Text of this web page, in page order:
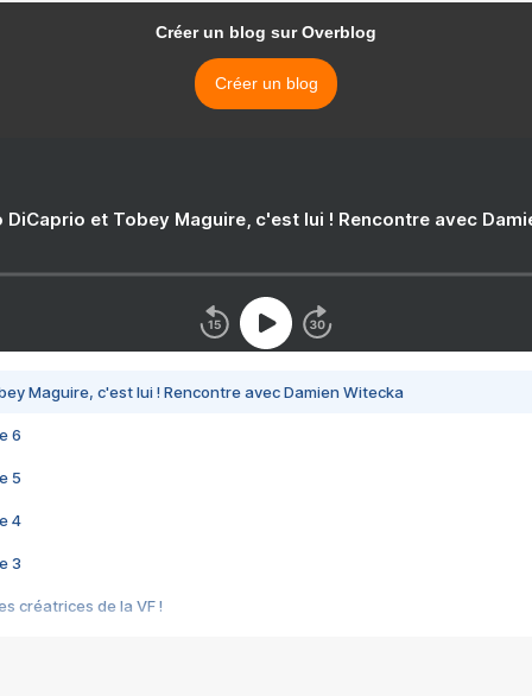
Créer un blog sur Overblog
Créer un blog
DiCaprio et Tobey Maguire, c'est lui ! Rencontre avec
Maguire, c'est lui ! Rencontre avec Damien Witecka
6
5
4
3
créatrices de la VF !